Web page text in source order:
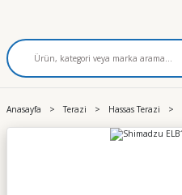
Anasayfa Terazi Hassas Terazi